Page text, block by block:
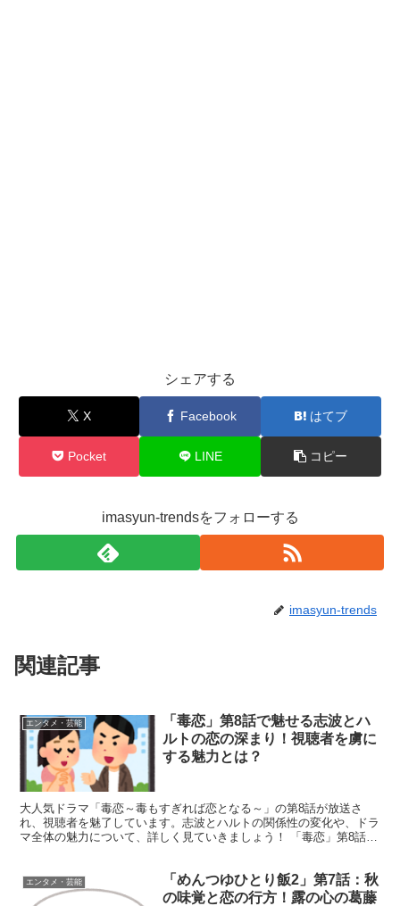
シェアする
X Facebook はてブ
Pocket LINE コピー
imasyun-trendsをフォローする
imasyun-trends
関連記事
エンタメ・芸能
「毒恋」第8話で魅せる志波とハ
ルトの恋の深まり！視聴者を虜に
する魅力とは？
大人気ドラマ「毒恋～毒もすぎれば恋となる～」の第8話が放送さ
れ、視聴者を魅了しています。志波とハルトの関係性の変化や、ドラ
マ全体の魅力について、詳しく見ていきましょう！ 「毒恋」第8話の
エンタメ・芸能
「めんつゆひとり飯2」第7話：秋
の味覚と恋の行方！露の心の葛藤